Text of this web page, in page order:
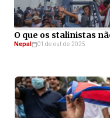
O que os stalinistas
Nepal 01 de out de 2025